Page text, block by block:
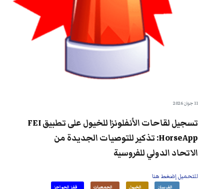
11 جوان 2026
تسجيل لقاحات الأنفلونزا للخيول على تطبيق FEI
HorseApp: تذكير للتوصيات الجديدة من
الاتحاد الدولي للفروسية
للتحميل إضغط هنا
الفرسان الخيول الجمعيات قفز الحواجز